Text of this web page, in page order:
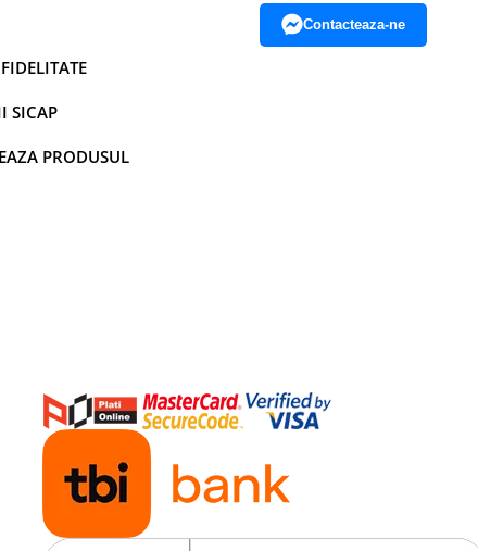
cel mai mare suporter.
anunturile importante.
familiei, chiar si celor mai
eficienta a echipelor
SICAP
PRODUSUL
Contacteaza-ne